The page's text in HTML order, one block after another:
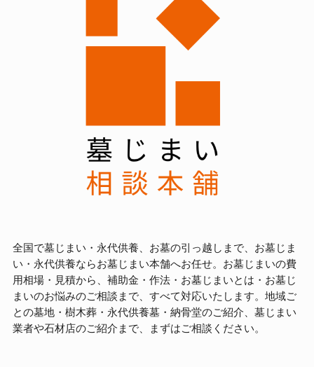
全国で墓じまい・永代供養、お墓の引っ越しまで、お墓じま
い・永代供養ならお墓じまい本舗へお任せ。お墓じまいの費
用相場・見積から、補助金・作法・お墓じまいとは・お墓じ
まいのお悩みのご相談まで、すべて対応いたします。地域ご
との墓地・樹木葬・永代供養墓・納骨堂のご紹介、墓じまい
業者や石材店のご紹介まで、まずはご相談ください。